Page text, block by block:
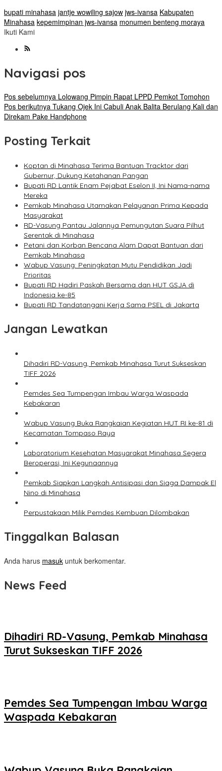
bupati minahasa jantje wowiling sajow jws-ivansa Kabupaten
Minahasa kepemimpinan jws-ivansa monumen benteng moraya
Ikuti Kami
Navigasi pos
Pos sebelumnya Lolowang Pimpin Rapat LPPD Pemkot Tomohon
Pos berikutnya Tukang Ojek Ini Cabuli Anak Balita Berulang Kali dan
Direkam Pake Handphone
Posting Terkait
Koptan di Minahasa Terima Bantuan Tracktor dari
Gubernur, Dukung Ketahanan Pangan
Bupati RD Lantik Enam Pejabat Eselon II, Ini Nama-nama
Mereka
Pemkab Minahasa Utamakan Pelayanan Prima Kepada
Masyarakat
RD-Vasung Pantau Jalannya Pemungutan Suara Pilhut
Serentak di Minahasa
Petani dan Korban Bencana Alam Dapat Bantuan dari
Pemkab Minahasa
Wabup Vasung: Peningkatan Mutu Pendidikan Jadi
Prioritas
Bupati RD Hadiri Paskah Bersama dan HUT GSJA di
Indonesia ke-85
Bupati RD Tandatangani Kerja Sama PSEL di Jakarta
Jangan Lewatkan
Dihadiri RD-Vasung, Pemkab Minahasa Turut Sukseskan
TIFF 2026
Pemdes Sea Tumpengan Imbau Warga Waspada
Kebakaran
Wabup Vasung Buka Rangkaian Kegiatan HUT RI ke-81 di
Kecamatan Tompaso Raya
Laboratorium Kesehatan Masyarakat Minahasa Segera
Beroperasi, Ini Kegunaannya
Pemkab Siapkan Langkah Antisipasi dan Siaga Dampak El
Nino di Minahasa
Perpustakaan Milik Pemdes Kembuan Dilombakan
Tinggalkan Balasan
Anda harus masuk untuk berkomentar.
News Feed
Dihadiri RD-Vasung, Pemkab Minahasa
Turut Sukseskan TIFF 2026
Pemdes Sea Tumpengan Imbau Warga
Waspada Kebakaran